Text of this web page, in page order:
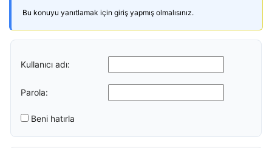
Bu konuyu yanıtlamak için giriş yapmış olmalısınız.
Kullanıcı adı:
Parola:
Beni hatırla